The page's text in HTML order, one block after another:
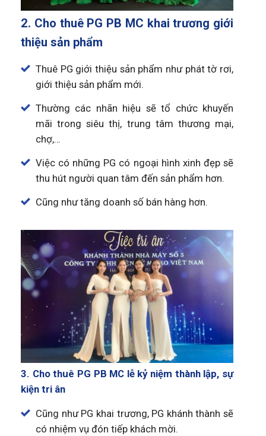
2. Cho thuê PG PB MC khai trương giới
thiệu sản phẩm
Thuê PG giới thiệu sản phẩm như phát tờ rơi,
giới thiệu sản phẩm mới.
Thường các nhãn hiệu sẽ tổ chức khuyến
mãi trong siêu thị, trung tâm thương mại,
chợ,…
Việc có những PG có ngoại hình xinh đẹp sẽ
thu hút người quan tâm đến sản phẩm hơn.
Cũng như tăng doanh số bán hàng hơn.
3. Cho thuê PG PB MC lễ kỷ niệm thành lập, sự
kiện tri ân
Cũng như PG khai trương, PG khánh thành sẽ
có nhiệm vụ đón tiếp khách mời.